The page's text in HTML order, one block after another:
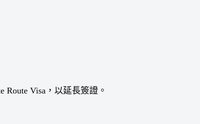
Visa，以延長簽證。